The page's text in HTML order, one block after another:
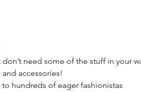
need some of the stuff in your
accessories!
hundreds of eager fashionistas